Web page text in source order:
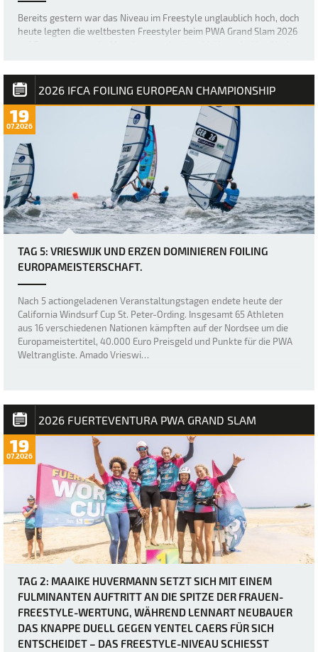
Bereits gestern war das Niveau im Freestyle unglaublich hoch, doch
heute legten die weltbesten Freestyler beim PWA Grand Slam 2026
besten Freestyl…
2026 IFCA FOILING EUROPEAN CHAMPIONSHIP
19
07.2026
TAG 5: VRIESWIJK UND ERZEN DOMINIEREN FOILING
EUROPAMEISTERSCHAFT.
Nach 5 actiongeladenen Veranstaltungstagen endete heute der
California Windsurf Cup St. Peter-Ording. Insgesamt 65 Athleten
aus 16 verschiedenen Nationen kämpften auf der Nordsee um die
Europameistertitel, 40.000 Euro Preisgeld und Punkte für die PWA
Weltrangliste. Amado Vrieswi…
2026 FUERTEVENTURA PWA GRAND SLAM
19
07.2026
TAG 2: MAAIKE HUVERMANN SETZT SICH MIT EINEM
FULMINANTEN AUFTRITT AN DIE SPITZE DER FRAUEN-
FREESTYLE-WERTUNG, WÄHREND LENNART NEUBAUER
DAS KNAPPE DUELL GEGEN YENTEL CAERS FÜR SICH
ENTSCHEIDET – DAS FREESTYLE-NIVEAU SCHIESST D